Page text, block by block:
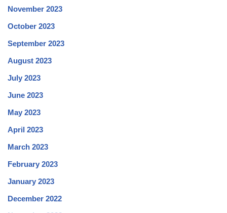
November 2023
October 2023
September 2023
August 2023
July 2023
June 2023
May 2023
April 2023
March 2023
February 2023
January 2023
December 2022